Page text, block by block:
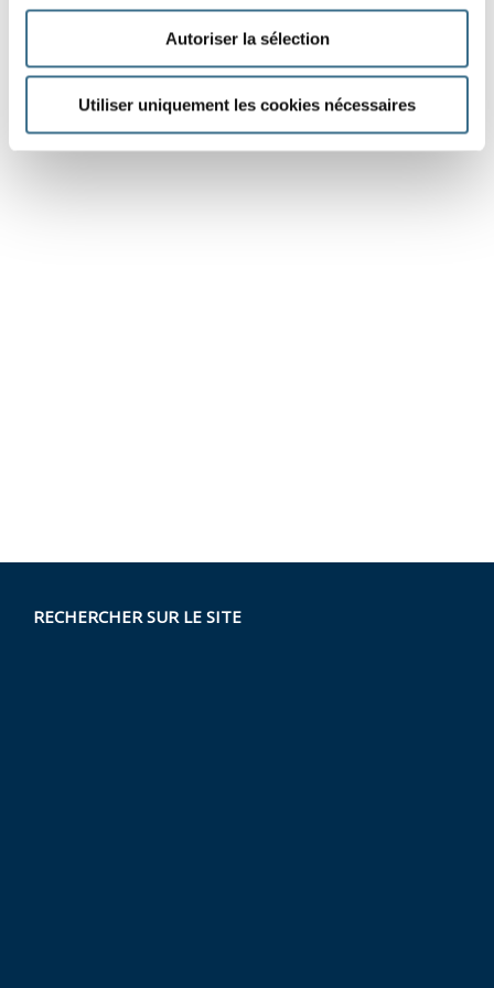
Autoriser la sélection
Utiliser uniquement les cookies nécessaires
RECHERCHER SUR LE SITE